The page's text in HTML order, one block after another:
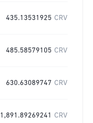
435.13531925 CRV
485.58579105 CRV
630.63089747 CRV
1,891.89269241 CRV